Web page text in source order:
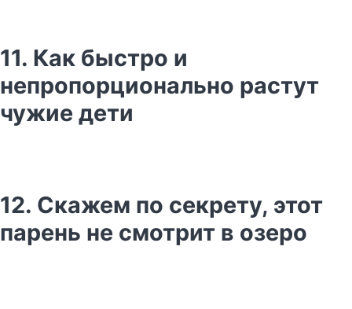
11. Как быстро и
непропорционально растут
чужие дети
12. Скажем по секрету, этот
парень не смотрит в озеро